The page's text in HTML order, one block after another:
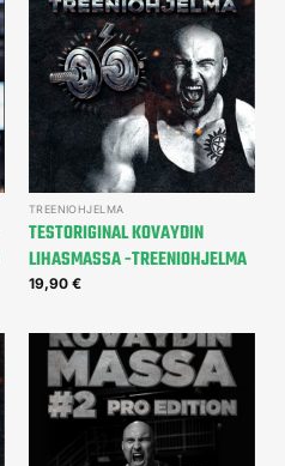
TREENIOHJELMA
TESTORIGINAL KOVAYDIN
LIHASMASSA -TREENIOHJELMA
19,90 €